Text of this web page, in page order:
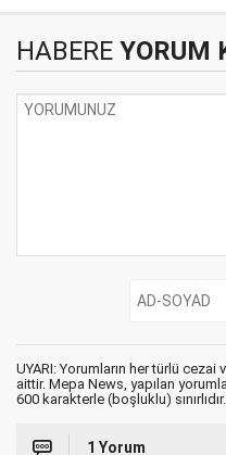
HABERE YORUM
UYARI: Yorumların her türlü
aittir. Mepa News, yapılan
600 karakterle (boşluklu) sınırlıdır.
1 Yorum